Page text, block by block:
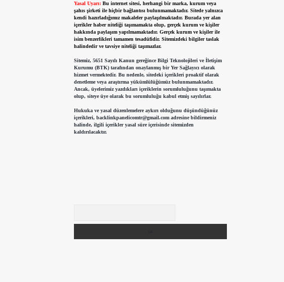
Yasal Uyarı: Bu internet sitesi, herhangi bir marka, kurum veya
şahıs şirketi ile hiçbir bağlantısı bulunmamaktadır. Sitede yalnızca
kendi hazırladığımız makaleler paylaşılmaktadır. Burada yer alan
içerikler haber niteliği taşımamakta olup, gerçek kurum ve kişiler
hakkında paylaşım yapılmamaktadır. Gerçek kurum ve kişiler ile
isim benzerlikleri tamamen tesadüfidir. Sitemizdeki bilgiler taslak
halindedir ve tavsiye niteliği taşımazlar.
Sitemiz, 5651 Sayılı Kanun gereğince Bilgi Teknolojileri ve İletişim
Kurumu (BTK) tarafından onaylanmış bir Yer Sağlayıcı olarak
hizmet vermektedir. Bu nedenle, sitedeki içerikleri proaktif olarak
denetleme veya araştırma yükümlülüğümüz bulunmamaktadır.
Ancak, üyelerimiz yazdıkları içeriklerin sorumluluğunu taşımakta
olup, siteye üye olarak bu sorumluluğu kabul etmiş sayılırlar.
Hukuka ve yasal düzenlemelere aykırı olduğunu düşündüğünüz
içerikleri, backlinkpanelicomtr@gmail.comadresine bildirmeniz
halinde, ilgili içerikler yasal süre içerisinde sitemizden
kaldırılacaktır.